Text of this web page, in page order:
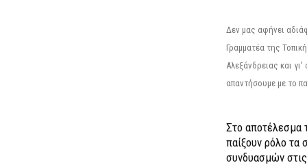
Δεν μας αφήνει
Γραμματέα της
Αλεξάνδρειας και γι'
απαντήσουμε με το
Στο αποτέλεσμα
παίξουν ρόλο τα
συνδυασμών